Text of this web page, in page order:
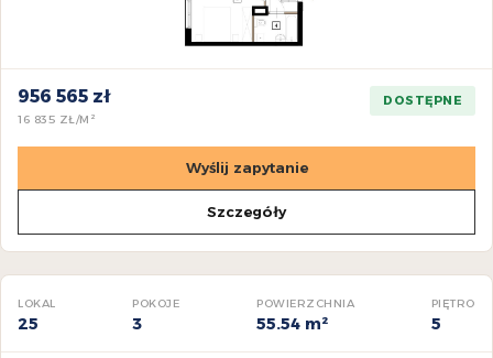
956 565 zł
16 835 ZŁ/M²
DOSTĘPNE
Wyślij zapytanie
Szczegóły
LOKAL
25
POKOJE
3
POWIERZCHNIA
55.54 m²
PIĘTRO
5